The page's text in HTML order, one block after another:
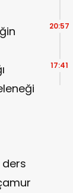
ders
20:57
17:41